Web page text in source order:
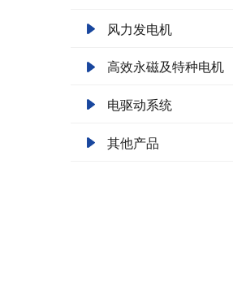
风力发电机
高效永磁及特种电机
电驱动系统
其他产品